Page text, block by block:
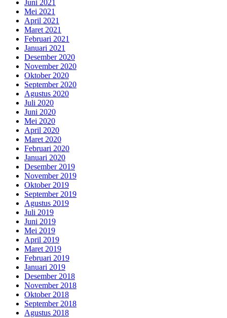
Juni 2021
Mei 2021
April 2021
Maret 2021
Februari 2021
Januari 2021
Desember 2020
November 2020
Oktober 2020
September 2020
Agustus 2020
Juli 2020
Juni 2020
Mei 2020
April 2020
Maret 2020
Februari 2020
Januari 2020
Desember 2019
November 2019
Oktober 2019
September 2019
Agustus 2019
Juli 2019
Juni 2019
Mei 2019
April 2019
Maret 2019
Februari 2019
Januari 2019
Desember 2018
November 2018
Oktober 2018
September 2018
Agustus 2018